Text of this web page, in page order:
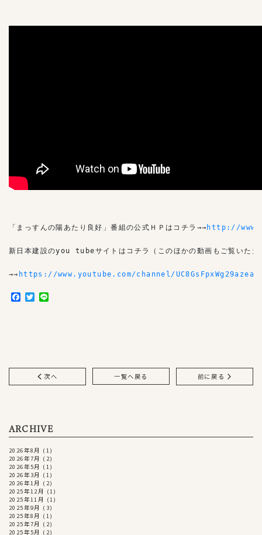
「まっすんの陽あたり良好」番組の公式ＨＰはコチラ→→ http://
新日本建設のyou tubeサイトはコチラ（このほかの動画もご覧いただ
→→ https://www.youtube.com/channel/
F
a
T
w
次へ 一覧へ戻る 前に戻る
ARCHIVE
2026年8月 (1)
2026年7月 (2)
2026年5月 (1)
2026年3月 (1)
2026年1月 (2)
2025年12月 (1)
2025年11月 (1)
2025年9月 (3)
2025年8月 (1)
2025年7月 (2)
2025年5月 (2)